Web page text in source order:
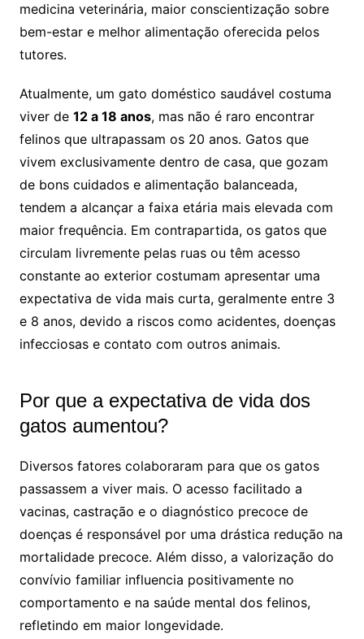
medicina veterinária, maior conscientização sobre
bem-estar e melhor alimentação oferecida pelos
tutores.
Atualmente, um gato doméstico saudável costuma
viver de 12 a 18 anos, mas não é raro encontrar
felinos que ultrapassam os 20 anos. Gatos que
vivem exclusivamente dentro de casa, que gozam
de bons cuidados e alimentação balanceada,
tendem a alcançar a faixa etária mais elevada com
maior frequência. Em contrapartida, os gatos que
circulam livremente pelas ruas ou têm acesso
constante ao exterior costumam apresentar uma
expectativa de vida mais curta, geralmente entre 3
e 8 anos, devido a riscos como acidentes, doenças
infecciosas e contato com outros animais.
Por que a expectativa de vida dos
gatos aumentou?
Diversos fatores colaboraram para que os gatos
passassem a viver mais. O acesso facilitado a
vacinas, castração e o diagnóstico precoce de
doenças é responsável por uma drástica redução na
mortalidade precoce. Além disso, a valorização do
convívio familiar influencia positivamente no
comportamento e na saúde mental dos felinos,
refletindo em maior longevidade.